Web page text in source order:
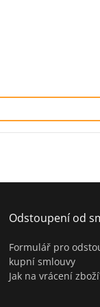
Odstoupení od
Formulář pro
kupní smlouvy
Jak na vrácení